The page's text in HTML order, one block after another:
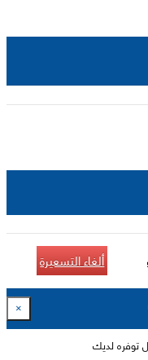
ألغاء التسعيرة
×
توفره لديك